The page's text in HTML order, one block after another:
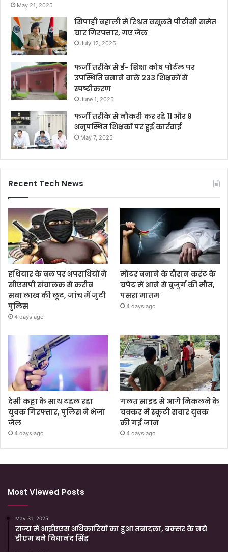
May 21, 2025
सिपाही बहाली में रिश्वत वसूलते पीटीसी समेत
चार गिरफ्तार, गए जेल
July 12, 2025
फर्जी तरीके से ई- शिक्षा कोष पोर्टल पर
उपस्थिति बनाने वाले 233 शिक्षकों से
स्पष्टीकरण
June 1, 2025
फर्जी तरीके से नौकरी कर रहे 11 और 9
अनुपस्थित शिक्षकों पर हुई कार्रवाई
May 7, 2025
Recent Tech News
हथियार के बल पर अपराधियों ने
सीएसपी संचालक से करीब
सवा लाख की लूट, जांच में जुटी
पुलिस
4 days ago
मोटर बनाने के दौरान करंट के
चपेट में आने से बुजुर्ग की मौत,
पसरा मातम
4 days ago
देसी कट्टा के साथ टहल रहा
युवक गिरफ्तार, पुलिस ने भेजा
जेल
4 days ago
गलत साइड से आगे निकलने के
चक्कर में स्कूटी सवार युवक
की गई जान
4 days ago
Most Viewed Posts
May 31, 2025
राज्य में आईएएस अधिकारियों का हुआ तबादला, बक्सर के नये
डीएम बने विद्यानंद सिंह